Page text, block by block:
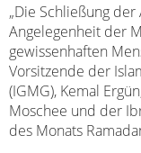
„Die Schließung
Angelegenheit der
gewissenhaften
Vorsitzende der
(IGMG), Kemal
Moschee und der
des Monats